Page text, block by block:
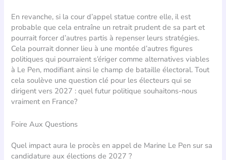
En revanche, si la cour d’appel statue contre elle, il est
probable que cela entraîne un retrait prudent de sa part et
pourrait forcer d’autres partis à repenser leurs stratégies.
Cela pourrait donner lieu à une montée d’autres figures
politiques qui pourraient s’ériger comme alternatives viables
à Le Pen, modifiant ainsi le champ de bataille électoral. Tout
cela soulève une question clé pour les électeurs qui se
dirigent vers 2027 : quel futur politique souhaitons-nous
vraiment en France?
Foire Aux Questions
Quel impact aura le procès en appel de Marine Le Pen sur sa
candidature aux élections de 2027 ?